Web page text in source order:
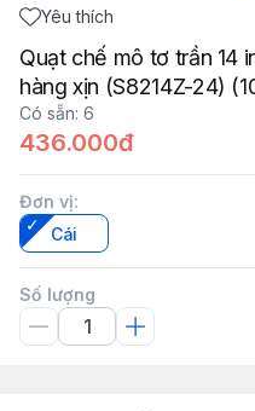
Yêu thích
Quạt chế mô tơ trần 14
hàng xịn (S8214Z-24)
Có sẵn: 6
436.000đ
Đơn vị:
Cái
Số lượng